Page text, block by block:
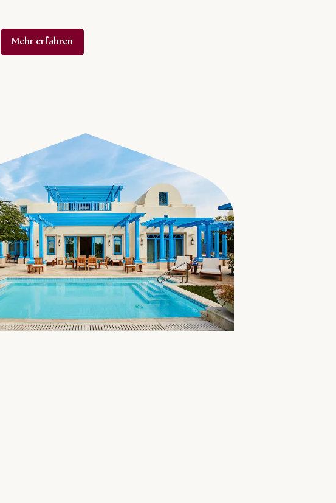
Mehr erfahren